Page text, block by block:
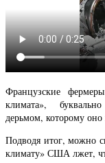
Французские
климата»,
дерьмом, которому
Подводя итог, можно
климату» США лжет,